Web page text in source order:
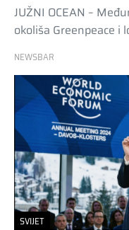
JUŽNI OCEAN –
okoliša Greenpeace i
NEWSBAR
SVIJET